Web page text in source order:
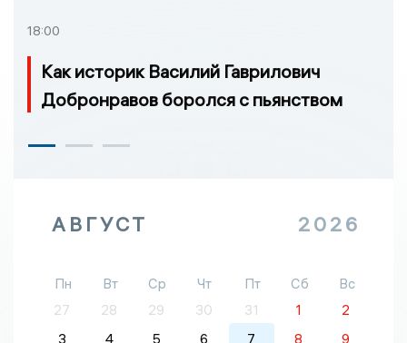
18:00
Как историк Василий Гаврилович
Добронравов боролся с пьянством
АВГУСТ 2026
Пн Вт Ср Чт Пт Сб
Вс
27
28 29 30 31 1
2
3
4 5 6 7 8 9